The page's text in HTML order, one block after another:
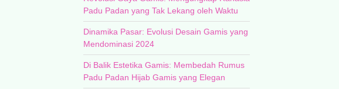
Padu Padan yang Tak Lekang oleh Waktu
Dinamika Pasar: Evolusi Desain Gamis yang
Mendominasi 2024
Di Balik Estetika Gamis: Membedah Rumus
Padu Padan Hijab Gamis yang Elegan